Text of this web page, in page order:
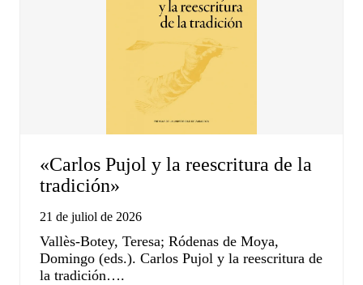
«Carlos Pujol y la reescritura de la
tradición»
21 de juliol de 2026
Vallès-Botey, Teresa; Ródenas de Moya,
Domingo (eds.). Carlos Pujol y la reescritura de
la tradición….